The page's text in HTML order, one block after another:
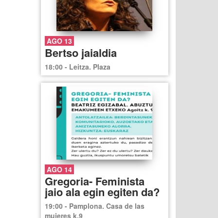
AGO 13
Bertso jaialdia
18:00 - Leitza. Plaza
AGO 14
Gregoria- Feminista
jaio ala egin egiten da?
19:00 - Pamplona. Casa de las
mujeres k.9